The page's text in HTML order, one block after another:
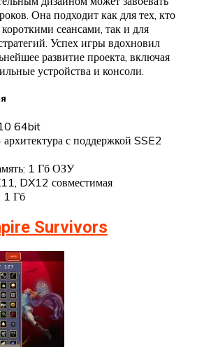
Она подходит как для тех, кто
короткими сеансами, так и для
Успех игры вдохновил
развитие проекта, включая
устройства и консоли.
64bit
с поддержкой SSE2
1 Гб ОЗУ
DX12 совместимая
1 Гб
Survivors